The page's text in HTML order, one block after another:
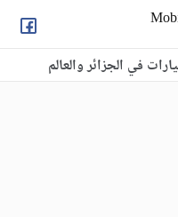
في الجزائر والعالم